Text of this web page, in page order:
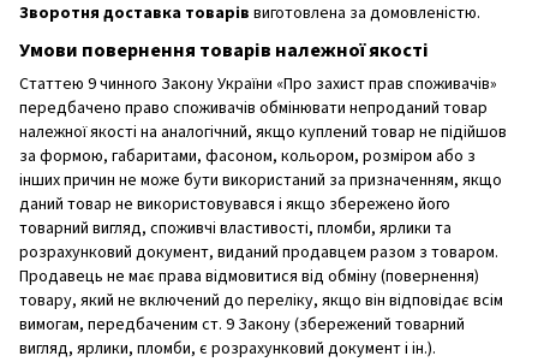
Зворотня доставка товарів виготовлена ​​за домовленістю.
Умови повернення товарів належної якості
Статтею 9 чинного Закону України «Про захист прав споживачів»
передбачено право споживачів обмінювати непроданий товар
належної якості на аналогічний, якщо куплений товар не підійшов
за формою, габаритами, фасоном, кольором, розміром або з
інших причин не може бути використаний за призначенням, якщо
даний товар не використовувався і якщо збережено його
товарний вигляд, споживчі властивості, пломби, ярлики та
розрахунковий документ, виданий продавцем разом з товаром.
Продавець не має права відмовитися від обміну (повернення)
товару, який не включений до переліку, якщо він відповідає всім
вимогам, передбаченим ст. 9 Закону (збережений товарний
вигляд, ярлики, пломби, є розрахунковий документ і ін.).